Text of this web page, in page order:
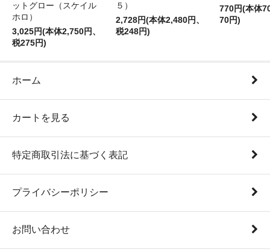
ットグロー（スケイル
ホロ）
3,025円(本体2,750円、
税275円)
５）
2,728円(本体2,480円、
税248円)
770円(本体
70円)
ホーム
カートを見る
特定商取引法に基づく表記
プライバシーポリシー
お問い合わせ